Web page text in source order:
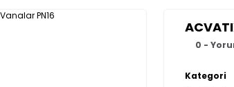
0 -
Kategori